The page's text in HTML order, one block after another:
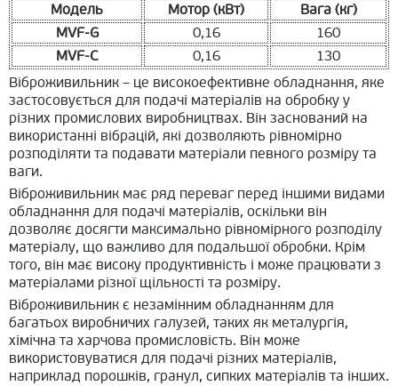
Модель
Мотор (кВт)
Вага (кг)
MVF-G
0,16
160
MVF-C
0,16
130
Віброживильник – це високоефективне обладнання, яке
застосовується для подачі матеріалів на обробку у
різних промислових виробництвах. Він заснований на
використанні вібрацій, які дозволяють рівномірно
розподіляти та подавати матеріали певного розміру та
ваги.
Віброживильник має ряд переваг перед іншими видами
обладнання для подачі матеріалів, оскільки він
дозволяє досягти максимально рівномірного розподілу
матеріалу, що важливо для подальшої обробки. Крім
того, він має високу продуктивність і може працювати з
матеріалами різної щільності та розміру.
Віброживильник є незамінним обладнанням для
багатьох виробничих галузей, таких як металургія,
хімічна та харчова промисловість. Він може
використовуватися для подачі різних матеріалів,
наприклад порошків, гранул, сипких матеріалів та інших.